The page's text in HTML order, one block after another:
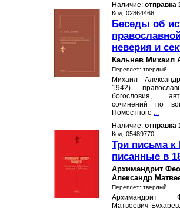
Наличие: отправка
Код: 02864466
Беседы об
неверия и
Кальнев Михаил
Переплет: твердый
Михаил
1942) —
богословия,
сочинений по
Поместного ...
Наличие: отправка
Код: 05489770
Три письма
писанные в
Архимандрит
Александр
Переплет: твердый
Архимандрит
Матвеевич